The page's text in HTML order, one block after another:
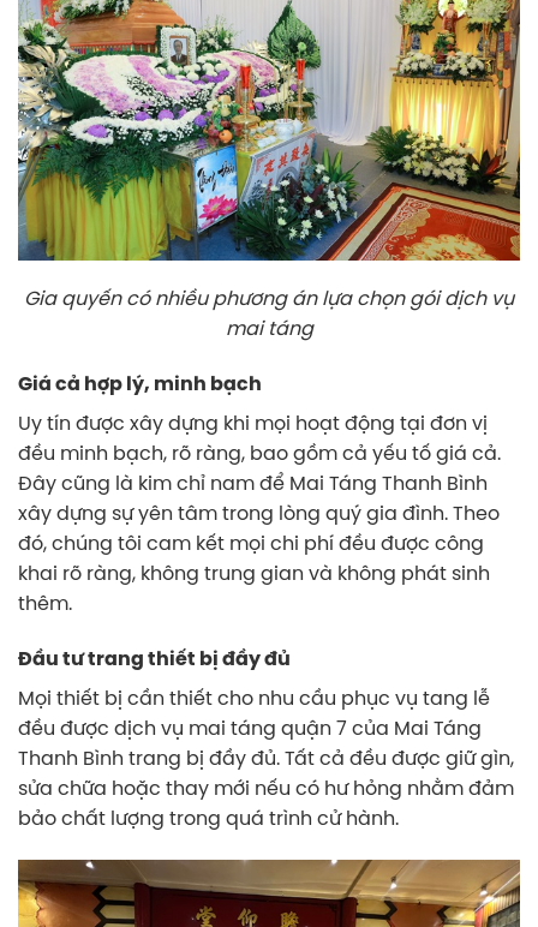
Gia quyến có nhiều phương án lựa chọn gói dịch vụ
mai táng
Giá cả hợp lý, minh bạch
Uy tín được xây dựng khi mọi hoạt động tại đơn vị
đều minh bạch, rõ ràng, bao gồm cả yếu tố giá cả.
Đây cũng là kim chỉ nam để Mai Táng Thanh Bình
xây dựng sự yên tâm trong lòng quý gia đình. Theo
đó, chúng tôi cam kết mọi chi phí đều được công
khai rõ ràng, không trung gian và không phát sinh
thêm.
Đầu tư trang thiết bị đầy đủ
Mọi thiết bị cần thiết cho nhu cầu phục vụ tang lễ
đều được dịch vụ mai táng quận 7 của Mai Táng
Thanh Bình trang bị đầy đủ. Tất cả đều được giữ gìn,
sửa chữa hoặc thay mới nếu có hư hỏng nhằm đảm
bảo chất lượng trong quá trình cử hành.